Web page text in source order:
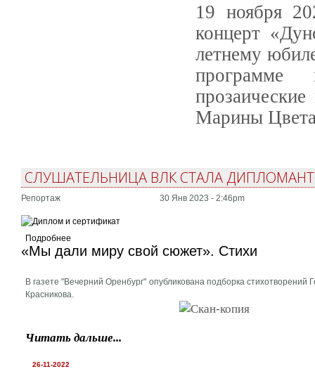
19 ноября
концерт
летнему
программе
Марины
СЛУШАТЕЛЬНИЦА ВЛК СТАЛА
Репортаж 30 Янв 2023 - 2:46pm
Подробнее
«Мы дали миру свой сюжет». Стихи
В газете "Вечерний Оренбург" опубликована подборка стихотворений
Красникова.
Читать дальше...
26-11-2022